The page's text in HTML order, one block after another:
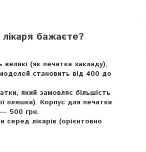
бажаєте?
(як печатка закладу),
моделей становить від 400 до
який замовляє більшість
пляшки). Корпус для печатки
500 грн.
лікарів (орієнтовно